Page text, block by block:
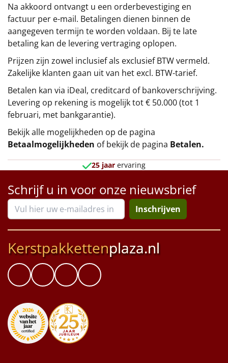
Na akkoord ontvangt u een orderbevestiging en
factuur per e-mail. Betalingen dienen binnen de
aangegeven termijn te worden voldaan. Bij te late
betaling kan de levering vertraging oplopen.
Prijzen zijn zowel inclusief als exclusief BTW vermeld.
Zakelijke klanten gaan uit van het excl. BTW-tarief.
Betalen kan via iDeal, creditcard of bankoverschrijving.
Levering op rekening is mogelijk tot € 50.000 (tot 1
februari, met bankgarantie).
Bekijk alle mogelijkheden op de pagina
Betaalmogelijkheden of bekijk de pagina Betalen.
25 jaar ervaring
Schrijf u in voor onze nieuwsbrief
Inschrijven
Kerstpakkettenplaza.nl